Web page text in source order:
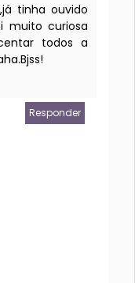
tinha ouvido
muito curiosa
todos a
Responder